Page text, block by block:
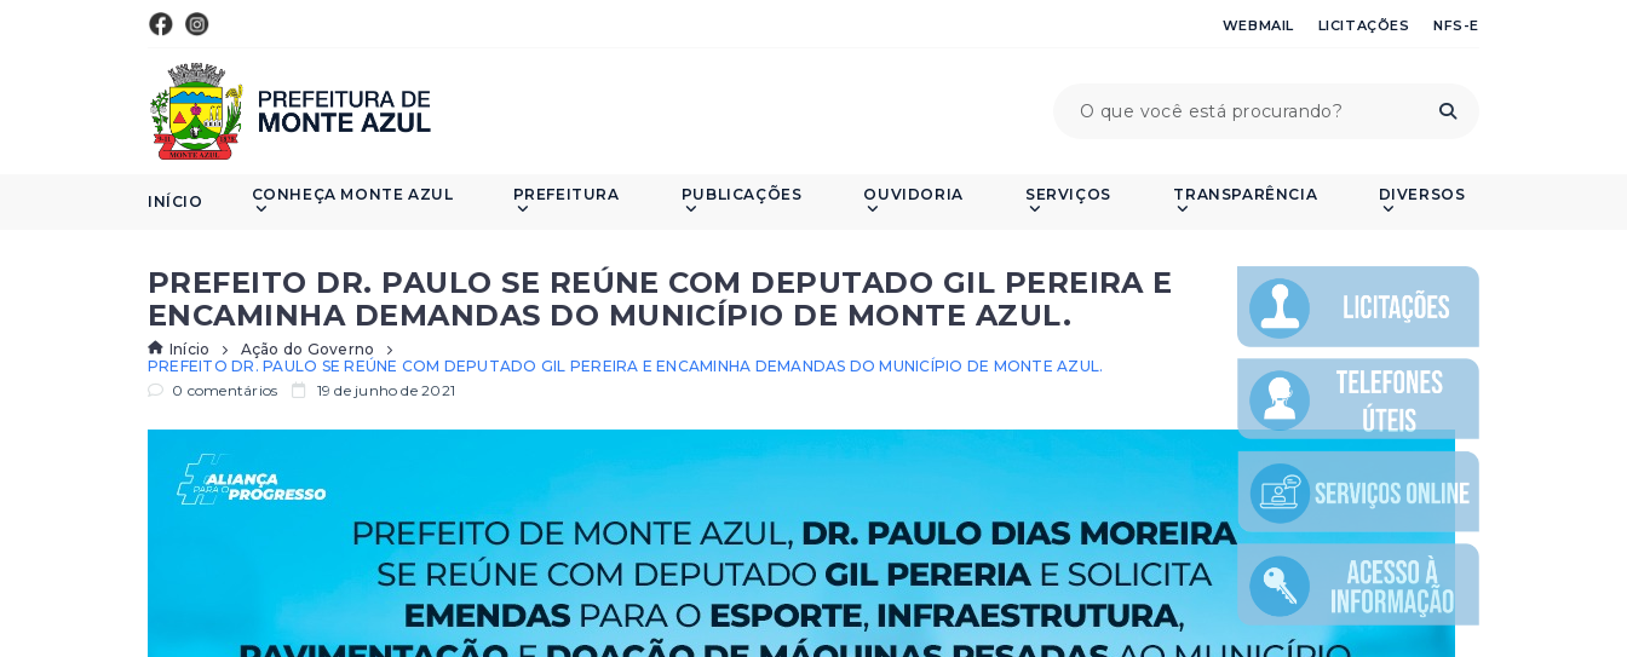
WEBMAIL LICITAÇÕES NFS-E
INÍCIO CONHEÇA MONTE AZUL PREFEITURA PUBLICAÇÕES OUVIDORIA SERVIÇOS TRANSPARÊNCIA DIVERSOS
PREFEITO DR. PAULO SE REÚNE COM DEPUTADO GIL PEREIRA E
ENCAMINHA DEMANDAS DO MUNICÍPIO DE MONTE AZUL.
Início
Ação do Governo
PREFEITO DR. PAULO SE REÚNE COM DEPUTADO GIL PEREIRA E ENCAMINHA DEMANDAS DO MUNICÍPIO DE MONTE AZUL.
0 comentários
19 de junho de 2021